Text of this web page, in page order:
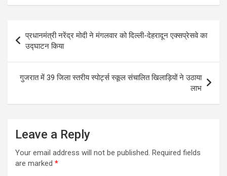
navigation
प्रधानमंत्री नरेंद्र मोदी ने मंगलवार को दिल्ली-देहरादून एक्सप्रेसवे का
उद्घाटन किया
गुजरात में 39 जिला स्तरीय स्पोर्ट्स स्कूल संचालित खिलाड़ियों ने उठाया
लाभ
Leave a Reply
Your email address will not be published. Required fields
are marked *